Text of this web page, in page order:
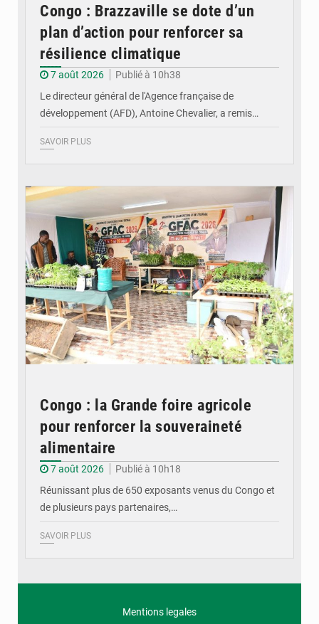
Congo : Brazzaville se dote d’un
plan d’action pour renforcer sa
résilience climatique
7 août 2026
Publié à 10h38
Le directeur général de l'Agence française de
développement (AFD), Antoine Chevalier, a remis…
SAVOIR PLUS
Congo : la Grande foire agricole
pour renforcer la souveraineté
alimentaire
7 août 2026
Publié à 10h18
Réunissant plus de 650 exposants venus du Congo et
de plusieurs pays partenaires,…
SAVOIR PLUS
Mentions legales